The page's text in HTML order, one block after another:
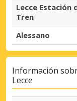
Lecce Estación
Tren
Alessano
Información
Lecce